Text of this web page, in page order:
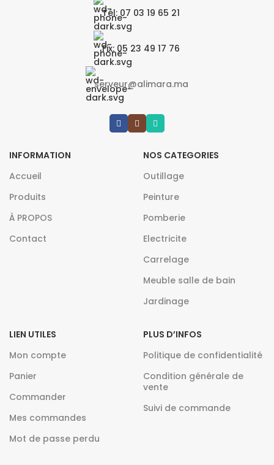
Tél: 07 03 19 65 21
Fix: 05 23 49 17 76
serveur@alimara.ma
INFORMATION
Accueil
Produits
À PROPOS
Contact
NOS CATEGORIES
Outillage
Peinture
Pomberie
Electricite
Carrelage
Meuble salle de bain
Jardinage
LIEN UTILES
Mon compte
Panier
Commander
Mes commandes
Mot de passe perdu
PLUS D’INFOS
Politique de confidentialité
Condition générale de
vente
Suivi de commande